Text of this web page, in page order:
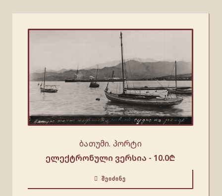
ბათუმი. პორტი
ელექტრონული ვერსია - 10.0₾
ᲨᲔᲘᲫᲘᲜᲔ